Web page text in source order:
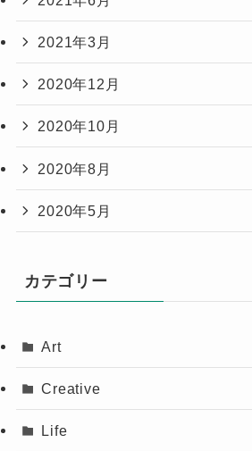
2021年3月
2020年12月
2020年10月
2020年8月
2020年5月
カテゴリー
Art
Creative
Life